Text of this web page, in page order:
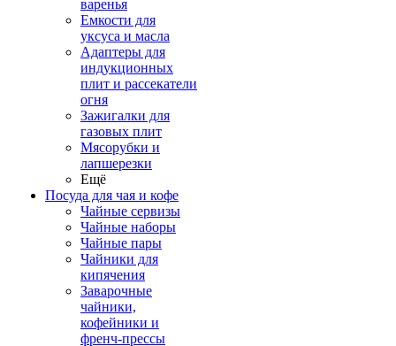
варенья
Емкости для
уксуса и масла
Адаптеры для
индукционных
плит и рассекатели
огня
Зажигалки для
газовых плит
Мясорубки и
лапшерезки
Ещё
Посуда для чая и кофе
Чайные сервизы
Чайные наборы
Чайные пары
Чайники для
кипячения
Заварочные
чайники,
кофейники и
френч-прессы